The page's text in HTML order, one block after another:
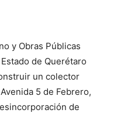
y Obras Públicas
de Querétaro
un colector
5 de Febrero,
de